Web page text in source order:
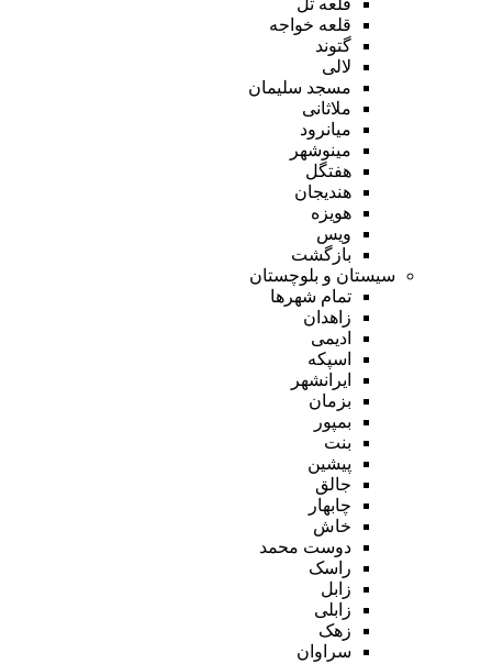
قلعه خواجه
گتوند
لالی
مسجد سلیمان
ملاثانی
میانرود
مینوشهر
هفتگل
هندیجان
هویزه
ویس
بازگشت
سیستان و بلوچستان
تمام شهر‌ها
زاهدان
ادیمی
اسپکه
ایرانشهر
بزمان
بمپور
بنت
پیشین
جالق
چابهار
خاش
دوست محمد
راسک
زابل
زابلی
زهک
سراوان